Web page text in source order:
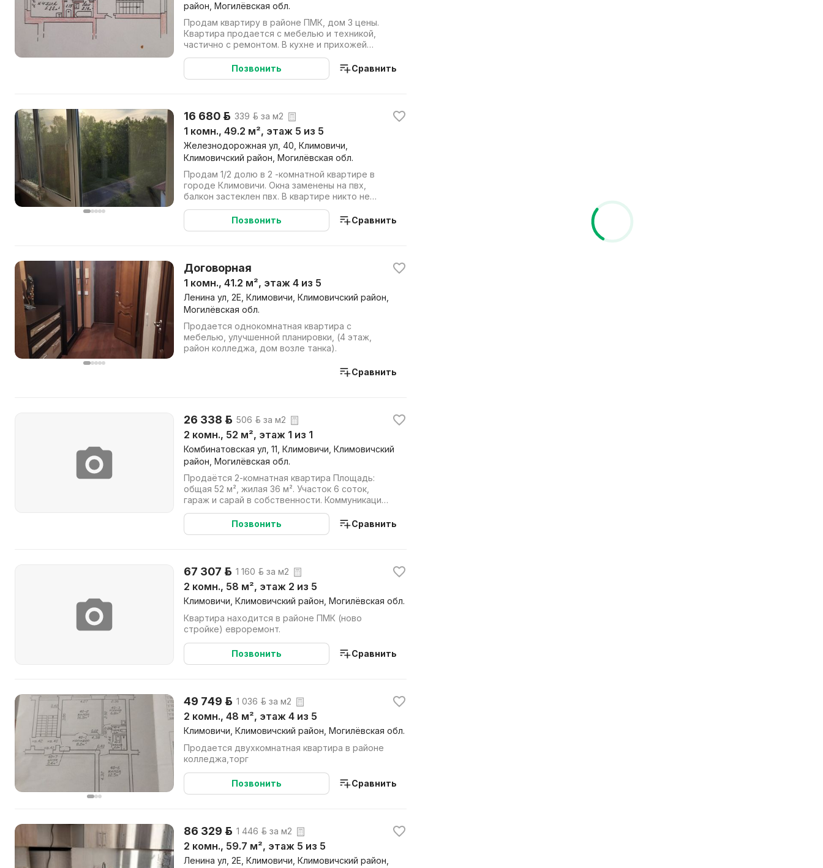
район, Могилёвская обл.
Продам квартиру в районе ПМК, дом 3 цены.
Квартира продается с мебелью и техникой,
частично с ремонтом. В кухне и прихожей
лежит плитка, в комнате лам...
Позвонить
Сравнить
16 680 р. 339 р. за м2
1 комн., 49.2 м², этаж 5 из 5
Железнодорожная ул, 40, Климовичи,
Климовичский район, Могилёвская обл.
Продам 1/2 долю в 2 -комнатной квартире в
городе Климовичи. Окна заменены на пвх,
балкон застеклен пвх. В квартире никто не
проживает, не зарегистриро...
Позвонить
Сравнить
Договорная
1 комн., 41.2 м², этаж 4 из 5
Ленина ул, 2Е, Климовичи, Климовичский район,
Могилёвская обл.
Продается однокомнатная квартира с
мебелью, улучшенной планировки, (4 этаж,
район колледжа, дом возле танка).
Сравнить
26 338 р. 506 р. за м2
2 комн., 52 м², этаж 1 из 1
Комбинатовская ул, 11, Климовичи, Климовичский
район, Могилёвская обл.
Продаётся 2-комнатная квартира Площадь:
общая 52 м², жилая 36 м². Участок 6 соток,
гараж и сарай в собственности. Коммуникации:
центральное отопление...
Позвонить
Сравнить
67 307 р. 1 160 р. за м2
2 комн., 58 м², этаж 2 из 5
Климовичи, Климовичский район, Могилёвская обл.
Квартира находится в районе ПМК (ново
стройке) евроремонт.
Позвонить Сравнить
49 749 р. 1 036 р. за м2
2 комн., 48 м², этаж 4 из 5
Климовичи, Климовичский район, Могилёвская обл.
Продается двухкомнатная квартира в районе
колледжа,торг
Позвонить Сравнить
86 329 р. 1 446 р. за м2
2 комн., 59.7 м², этаж 5 из 5
Ленина ул, 2Е, Климовичи, Климовичский район,